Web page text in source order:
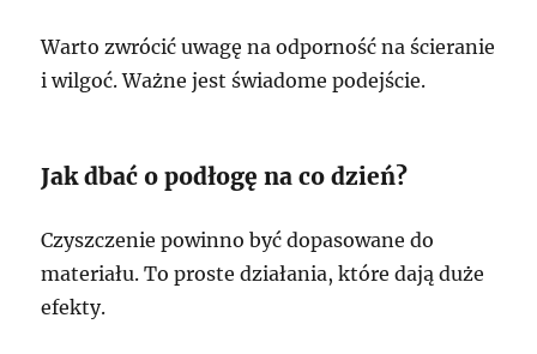
Warto zwrócić uwagę na odporność na ścieranie
i wilgoć. Ważne jest świadome podejście.
Jak dbać o podłogę na co dzień?
Czyszczenie powinno być dopasowane do
materiału. To proste działania, które dają duże
efekty.